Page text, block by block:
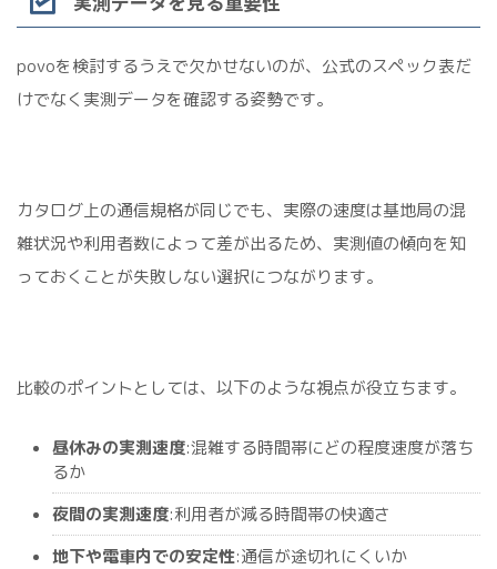
povoを検討するうえで欠かせないのが、公式のスペック表だ
けでなく実測データを確認する姿勢です。
カタログ上の通信規格が同じでも、実際の速度は基地局の混
雑状況や利用者数によって差が出るため、実測値の傾向を知
っておくことが失敗しない選択につながります。
比較のポイントとしては、以下のような視点が役立ちます。
昼休みの実測速度:混雑する時間帯にどの程度速度が落ち
るか
夜間の実測速度:利用者が減る時間帯の快適さ
地下や電車内での安定性:通信が途切れにくいか